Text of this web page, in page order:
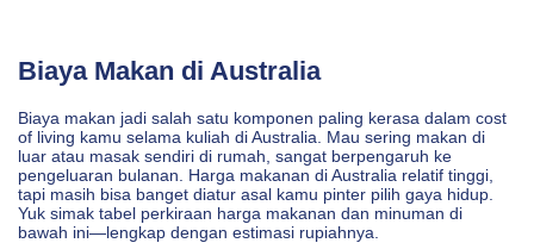
Biaya Makan di Australia
Biaya makan jadi salah satu komponen paling kerasa dalam cost
of living kamu selama kuliah di Australia. Mau sering makan di
luar atau masak sendiri di rumah, sangat berpengaruh ke
pengeluaran bulanan. Harga makanan di Australia relatif tinggi,
tapi masih bisa banget diatur asal kamu pinter pilih gaya hidup.
Yuk simak tabel perkiraan harga makanan dan minuman di
bawah ini—lengkap dengan estimasi rupiahnya.